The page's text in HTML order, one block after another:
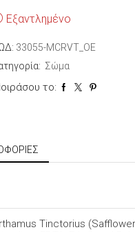
Εξαντλημένο
33055-MCRVT_OE
Σώμα
το:
Tinctorius